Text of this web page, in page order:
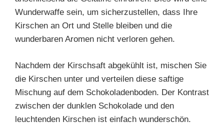
Wunderwaffe sein, um sicherzustellen, dass Ihre
Kirschen an Ort und Stelle bleiben und die
wunderbaren Aromen nicht verloren gehen.
Nachdem der Kirschsaft abgekühlt ist, mischen Sie
die Kirschen unter und verteilen diese saftige
Mischung auf dem Schokoladenboden. Der Kontrast
zwischen der dunklen Schokolade und den
leuchtenden Kirschen ist einfach wunderschön.